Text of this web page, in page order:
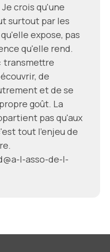
crois qu'une
surtout par les
expose, pas
qu'elle rend.
transmettre
de
et de se
goût. La
pas qu'aux
tout l'enjeu de
l-asso-de-l-